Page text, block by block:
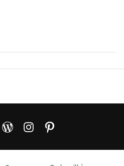
WordPressInstagramPinterest